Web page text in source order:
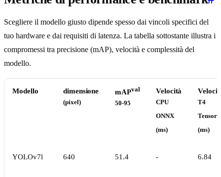
Scegliere il modello giusto dipende spesso dai vincoli specifici del
tuo hardware e dai requisiti di latenza. La tabella sottostante illustra i
compromessi tra precisione (mAP), velocità e complessità del
modello.
Modello dimensione
(pixel)
mAPval
50-95
Velocità
CPU
ONNX
(ms)
T4
(ms)
YOLOv7l 640 51.4 - 6.84